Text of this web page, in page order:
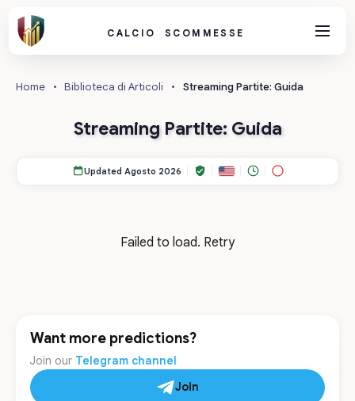
CALCIO SCOMMESSE
Home • Biblioteca di Articoli • Streaming Partite: Guida
Streaming Partite: Guida
Updated Agosto 2026
Failed to load. Retry
Want more predictions?
Join our Telegram channel
Join